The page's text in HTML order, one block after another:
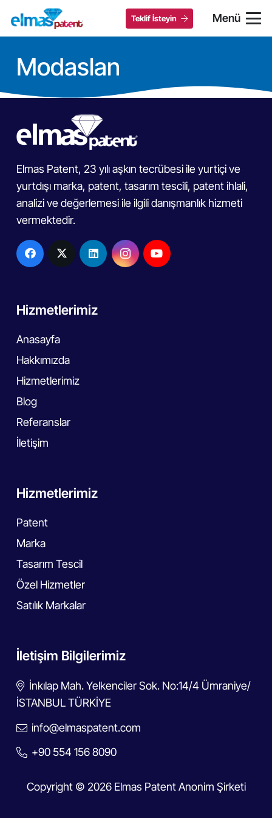
Teklif İsteyin Menü
Modaslan
Elmas Patent, 23 yılı aşkın tecrübesi ile yurtiçi ve
yurtdışı marka, patent, tasarım tescili, patent ihlali,
analizi ve değerlemesi ile ilgili danışmanlık hizmeti
vermektedir.
Hizmetlerimiz
Anasayfa
Hakkımızda
Hizmetlerimiz
Blog
Referanslar
İletişim
Hizmetlerimiz
Patent
Marka
Tasarım Tescil
Özel Hizmetler
Satılık Markalar
İletişim Bilgilerimiz
İnkılap Mah. Yelkenciler Sok. No:14/4 Ümraniye/
İSTANBUL TÜRKİYE
info@elmaspatent.com
+90 554 156 8090
Copyright © 2026 Elmas Patent Anonim Şirketi